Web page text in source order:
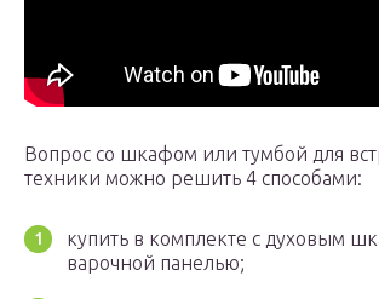
Вопрос со шкафом или тумбой для
техники можно решить 4 способами:
купить в комплекте с духовым
варочной панелью;